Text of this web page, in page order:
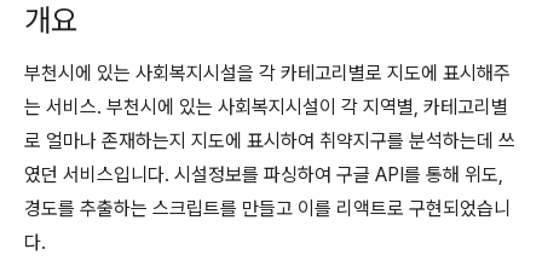
개요
부천시에 있는 사회복지시설을 각 카테고리별로 지도에 표시해주
는 서비스. 부천시에 있는 사회복지시설이 각 지역별, 카테고리별
로 얼마나 존재하는지 지도에 표시하여 취약지구를 분석하는데 쓰
였던 서비스입니다. 시설정보를 파싱하여 구글 API를 통해 위도,
경도를 추출하는 스크립트를 만들고 이를 리액트로 구현되었습니
다.